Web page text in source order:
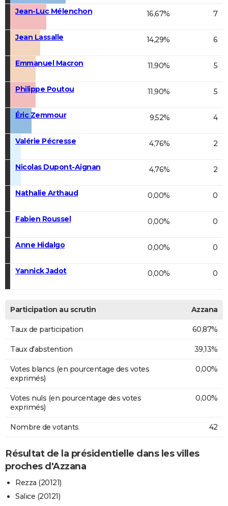
Jean-Luc Mélenchon 16,67% 7
Jean Lassalle 14,29% 6
Emmanuel Macron 11,90% 5
Philippe Poutou 11,90% 5
Éric Zemmour 9,52% 4
Valérie Pécresse 4,76% 2
Nicolas Dupont-Aignan 4,76% 2
Nathalie Arthaud 0,00% 0
Fabien Roussel 0,00% 0
Anne Hidalgo 0,00% 0
Yannick Jadot 0,00% 0
Participation au scrutin Azzana
Taux de participation 60,87%
Taux d'abstention 39,13%
Votes blancs (en pourcentage des votes
exprimés)
0,00%
Votes nuls (en pourcentage des votes
exprimés)
0,00%
Nombre de votants 42
Résultat de la présidentielle dans les villes
proches d'Azzana
Rezza (20121)
Salice (20121)